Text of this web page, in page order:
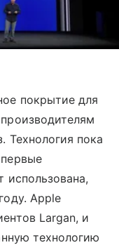
покрытие для
Технология пока
использована,
Apple
Largan, и
технологию